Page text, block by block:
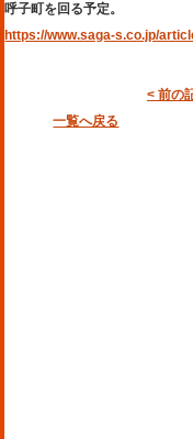
呼子町を回る予定。
https://www.saga-s.co.jp/
< 前の
一覧へ戻る